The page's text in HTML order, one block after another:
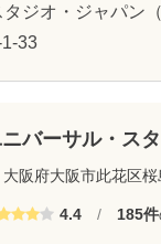
ジオ・ジャパン（
33
バーサル・ス
大阪府大阪市此花区
4.4 / 185件